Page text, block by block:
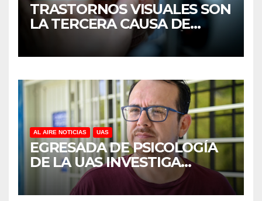
TRASTORNOS VISUALES SON
LA TERCERA CAUSA DE
DISCAPACIDAD EN MÉXICO,
REVELA ESTUDIO DEL
AL AIRE NOTICIAS UAS
EGRESADA DE PSICOLOGÍA
DE LA UAS INVESTIGA
DUELO ANTICIPADO Y
SOBRECARGA EN